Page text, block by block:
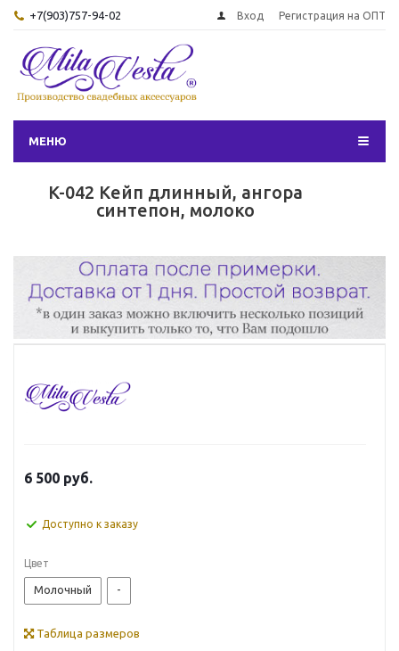
+7(903)757-94-02 Вход Регистрация на ОПТ
МЕНЮ
K-042 Кейп длинный, ангора
синтепон, молоко
6 500 руб.
Доступно к заказу
Цвет
Молочный -
Таблица размеров